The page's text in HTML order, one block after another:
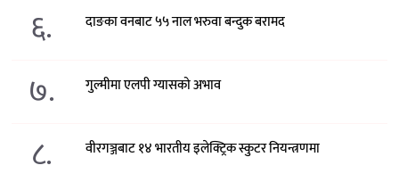
६. दाङका वनबाट ५५ नाल भरुवा बन्दुक बरामद
७. गुल्मीमा एलपी ग्यासको अभाव
८. वीरगञ्जबाट १४ भारतीय इलेक्ट्रिक स्कुटर नियन्त्रणमा